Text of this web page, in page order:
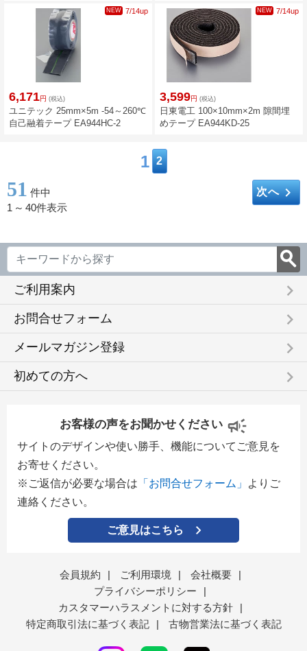
NEW 7/14up
6,171円 (税込)
ユニテック 25mm×5m -54～260℃
自己融着テープ EA944HC-2
NEW 7/14up
3,599円 (税込)
日東電工 100×10mm×2m 隙間埋
めテープ EA944KD-25
1 2
51 件中
1 ～ 40件表示
次へkeyboard_arrow_right
ご利用案内 keyboard_arrow_right
お問合せフォーム keyboard_arrow_right
メールマガジン登録 keyboard_arrow_right
初めての方へ keyboard_arrow_right
お客様の声をお聞かせください
サイトのデザインや使い勝手、機能についてご意見を
お寄せください。
※ご返信が必要な場合は 「お問合せフォーム」
よりご
連絡ください。
ご意見はこちら
会員規約 | ご利用環境 | 会社概要
|
プライバシーポリシー
|
カスタマーハラスメントに対する方針
|
特定商取引法に基づく表記
| 古物営業法に基づく表記